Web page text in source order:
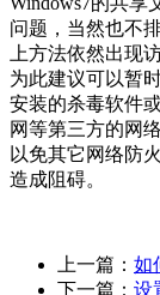
问题，当然也不
上方法依然出现
为此建议可以暂
安装的杀毒软件
网等第三方的网
以免其它网络防
造成阻碍。
上一篇： 如
下一篇： 设